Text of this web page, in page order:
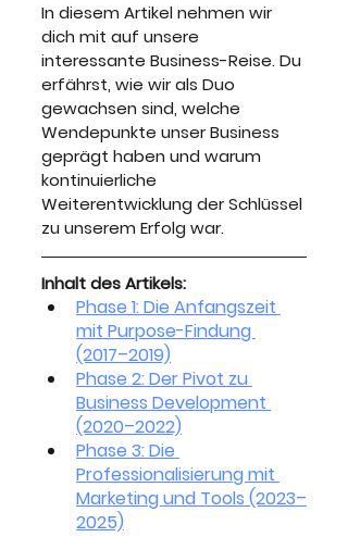
In diesem Artikel nehmen wir
dich mit auf unsere
interessante Business-Reise. Du
erfährst, wie wir als Duo
gewachsen sind, welche
Wendepunkte unser Business
geprägt haben und warum
kontinuierliche
Weiterentwicklung der Schlüssel
zu unserem Erfolg war.
Inhalt des Artikels:
Phase 1: Die Anfangszeit
mit Purpose-Findung
(2017–2019)
Phase 2: Der Pivot zu
Business Development
(2020–2022)
Phase 3: Die
Professionalisierung mit
Marketing und Tools (2023–
2025)